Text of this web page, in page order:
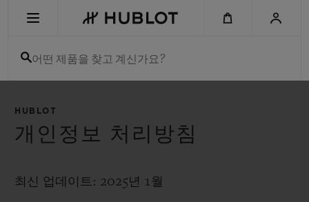
어떤 제품을 찾고 계신가요?
HUBLOT
개인정보 처리방침
최신 업데이트: 2025년 1월
최근 검색이 없습니다